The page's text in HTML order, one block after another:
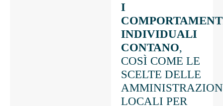
I
INDIVIDUALI
CONTANO,
COSÌ COME LE
SCELTE DELLE
LOCALI PER